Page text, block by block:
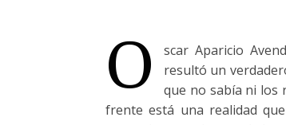
Ó
scar Aparicio
resultó un
que no sabía ni los
frente está una realidad